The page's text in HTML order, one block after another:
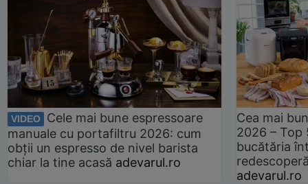
VIDEO
Cele mai bune espressoare
manuale cu portafiltru 2026: cum
obții un espresso de nivel barista
chiar la tine acasă adevarul.ro
Cea mai
2026 –
bucătăria
adevarul.ro